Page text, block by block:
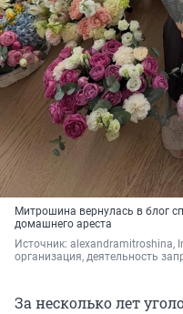
Митрошина вернулась в блог
домашнего ареста
Источник: alexandramitroshina,
организация, деятельность
За несколько лет